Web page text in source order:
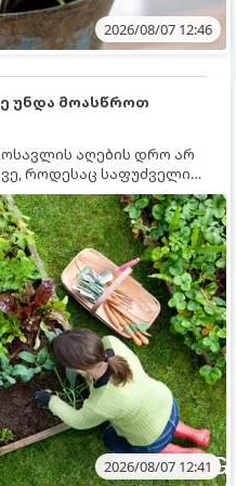
2026/08/07 12:46
უნდა მოასწროთ
აღების დრო არ
როდესაც საფუძველი
და ბაღი მზადდება
იმისათვის, რომ
ხოლო მცენარეებმა
ბოლომდე 5
უნდა მოასწროთ:
2026/08/07 12:41